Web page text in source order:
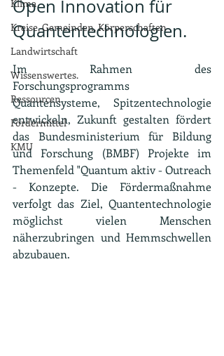
Klima
Kreise, Gemeinden, Körperschaften
Landwirtschaft
Wissenswertes.
Ressourcen
Fördermittel
KMU
Open Innovation für
Quantentechnologien.
Im Rahmen des
Forschungsprogramms
Quantensysteme, Spitzentechnologie
entwickeln, Zukunft gestalten fördert
das Bundesministerium für Bildung
und Forschung (BMBF) Projekte im
Themenfeld "Quantum aktiv - Outreach
- Konzepte. Die Fördermaßnahme
verfolgt das Ziel, Quantentechnologie
möglichst vielen Menschen
näherzubringen und Hemmschwellen
abzubauen.